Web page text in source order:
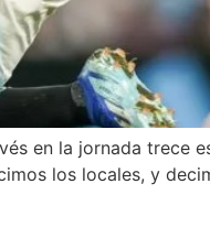
en la jornada trece
los locales, y